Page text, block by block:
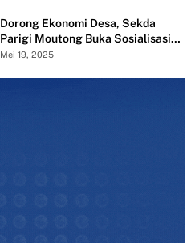
Dorong Ekonomi Desa, Sekda
Parigi Moutong Buka Sosialisasi
Pembentukan 283 Koperasi Merah
Mei 19, 2025